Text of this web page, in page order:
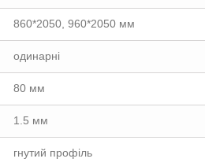
860*2050, 960*2050 мм
одинарні
80 мм
1.5 мм
гнутий профіль